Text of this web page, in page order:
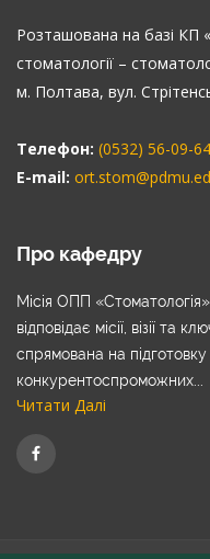
Розташована на базі КП
стоматології –
м. Полтава, вул.
Телефон: (0532) 56-09-64
E-mail:
Про кафедру
Місія ОПП
відповідає місії, візії та
спрямована на підготовку
конкурентоспроможних...
Читати Далі